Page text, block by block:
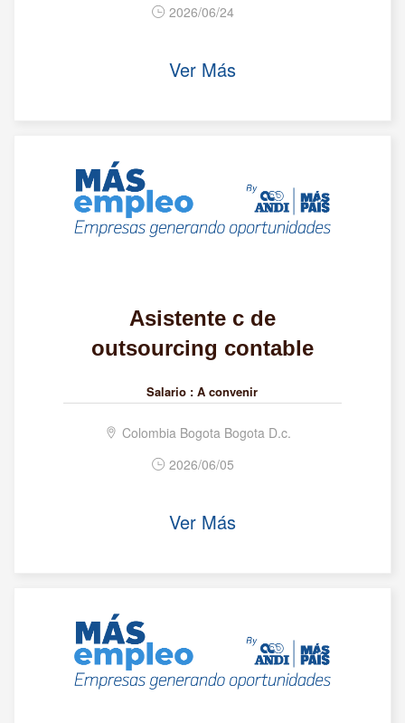
2026/06/24
Ver Más
Asistente c de
outsourcing contable
Salario : A convenir
Colombia Bogota Bogota D.c.
2026/06/05
Ver Más